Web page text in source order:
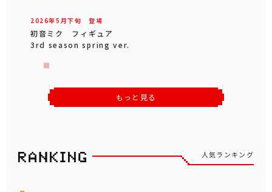
2026年5 月下旬 登場
初音ミク フィギュア
3rd season spring ver.
もっと見る
人気ランキング